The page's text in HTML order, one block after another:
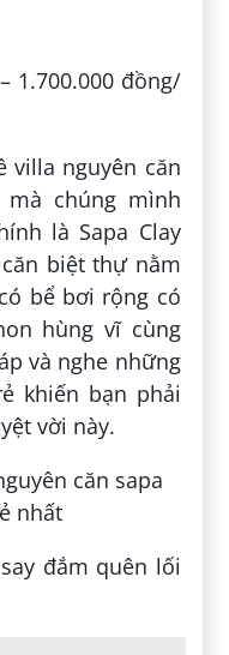
1.700.000 đồng/
villa nguyên căn
chúng mình
là Sapa Clay
biệt thự nằm
bể bơi rộng có
hùng vĩ cùng
và nghe những
khiến bạn phải
vời này.
đắm quên lối